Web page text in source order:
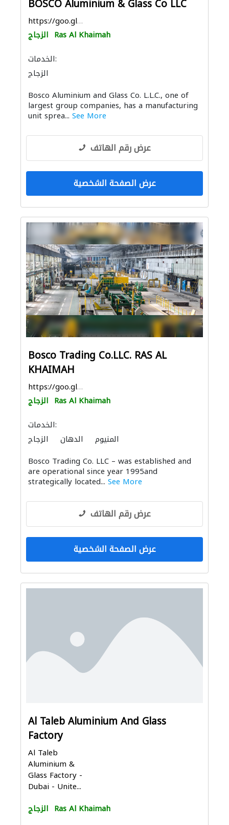
BOSCO Aluminium & Glass Co LLC
https://goo.gl/maps/2W6xTRdbqhNRC1J9A
الزجاج Ras Al Khaimah
الخدمات:
الزجاج
Bosco Aluminium and Glass Co. L.L.C., one of
largest group companies, has a manufacturing
unit sprea... See More
عرض رقم الهاتف
عرض الصفحة الشخصية
Bosco Trading Co.LLC. RAS AL
KHAIMAH
https://goo.gl/maps/e9ZG1brh12vtKwnS6
الزجاج Ras Al Khaimah
الخدمات:
الزجاج
الدهان
المنيوم
Bosco Trading Co. LLC – was established and
are operational since year 1995and
strategically located... See More
عرض رقم الهاتف
عرض الصفحة الشخصية
Al Taleb Aluminium And Glass
Factory
Al Taleb
Aluminium &
Glass Factory -
Dubai - Unite...
الزجاج Ras Al Khaimah